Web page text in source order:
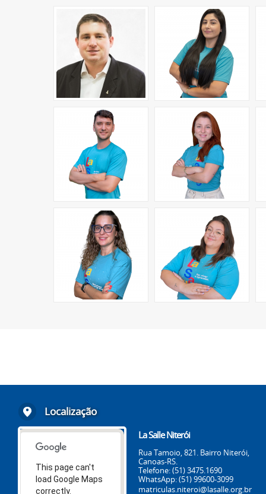
Localização
This page can't
load Google Maps
correctly.
La Salle Niterói
Rua Tamoio, 821. Bairro Niterói,
Canoas-RS.
Telefone: (51) 3475.1690
WhatsApp: (51) 99600-3099
matriculas.niteroi@lasalle.org.br